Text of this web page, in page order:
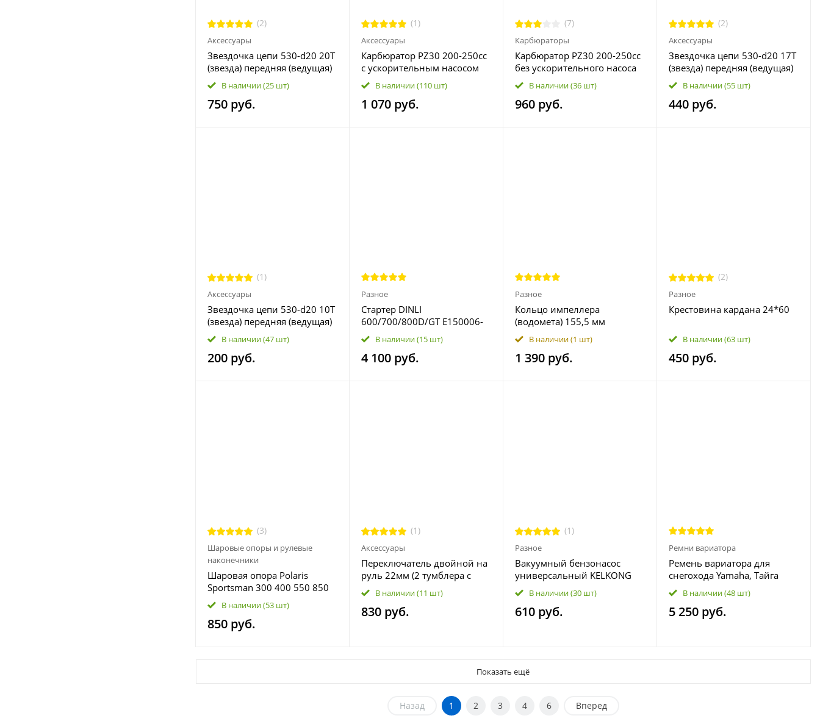
(2)
Аксессуары
Звездочка цепи 530-d20 20T
(звезда) передняя (ведущая)
В наличии(25 шт)
750 руб.
(1)
Аксессуары
Карбюратор PZ30 200-250сс
с ускорительным насосом
для мотоцикла, питбайка,
мопеда
В наличии(110 шт)
1 070 руб.
(7)
Карбюраторы
Карбюратор PZ30 200-250сс
без ускорительного насоса
для мотоцикла, питбайка,
мопеда
В наличии(36 шт)
960 руб.
(2)
Аксессуары
Звездочка цепи 530-d20 17T
(звезда) передняя (ведущая)
В наличии(55 шт)
440 руб.
(1)
Аксессуары
Звездочка цепи 530-d20 10T
(звезда) передняя (ведущая)
В наличии(47 шт)
200 руб.
Разное
Стартер DINLI
600/700/800D/GT E150006-
00 LU014607
В наличии(15 шт)
4 100 руб.
Разное
Кольцо импеллера
(водомета) 155,5 мм
износостойкое для Sea-Doo
GТI GТS GTX RXР WAКЕ Fish
Рrо
В наличии(1 шт)
1 390 руб.
(2)
Разное
Крестовина кардана 24*60
В наличии(63 шт)
450 руб.
(3)
Шаровые опоры и рулевые
наконечники
Шаровая опора Polaris
Sportsman 300 400 550 850
1000, RZR 570 800 900, RZR S
800, Scrambler 850 1000,
Ranger 500 570 700 800 900
В наличии(53 шт)
850 руб.
(1)
Аксессуары
Переключатель двойной на
руль 22мм (2 тумблера с
кнопками) для мотоциклов,
велосипедов,
электросамокатов
В наличии(11 шт)
830 руб.
(1)
Разное
Вакуумный бензонасос
универсальный KELKONG
for Mikuni для
квадроциклов, мотоциклов,
тракторной техники 491922
В наличии(30 шт)
610 руб.
Ремни вариатора
Ремень вариатора для
снегохода Yamaha, Тайга
1126*35 40G4340 8DN-
17641-00 414617500
В наличии(48 шт)
5 250 руб.
Показать ещё
Назад 1 2 3 4 6 Вперед